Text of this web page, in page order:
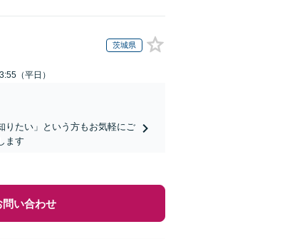
茨城県
（平日）
りたい」という方もお気軽にご
ます
問い合わせ